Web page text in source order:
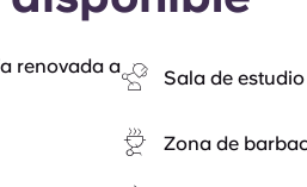
renovada a
Sala de estudio
Zona de